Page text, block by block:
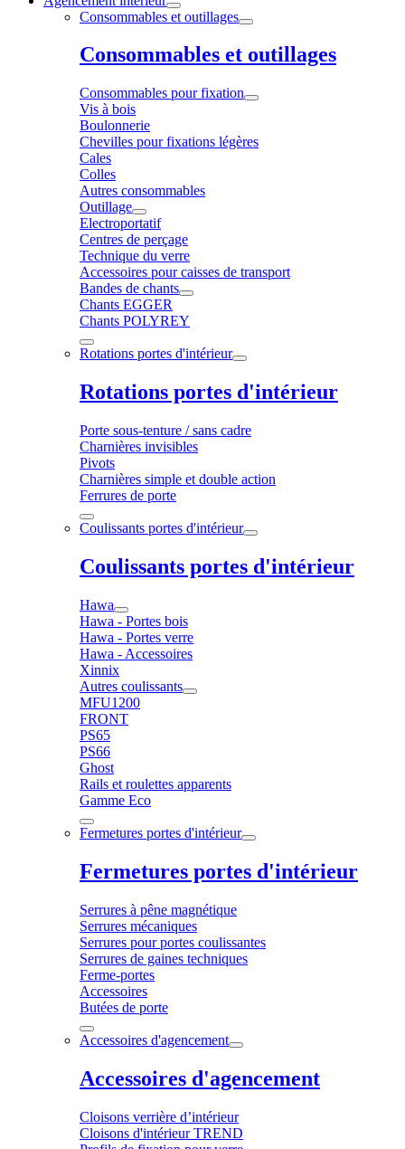
Consommables et outillages
Consommables et outillages
Consommables pour fixation
Vis à bois
Boulonnerie
Chevilles pour fixations légères
Cales
Colles
Autres consommables
Outillage
Electroportatif
Centres de perçage
Technique du verre
Accessoires pour caisses de transport
Bandes de chants
Chants EGGER
Chants POLYREY
Rotations portes d'intérieur
Rotations portes d'intérieur
Porte sous-tenture / sans cadre
Charnières invisibles
Pivots
Charnières simple et double action
Ferrures de porte
Coulissants portes d'intérieur
Coulissants portes d'intérieur
Hawa
Hawa - Portes bois
Hawa - Portes verre
Hawa - Accessoires
Xinnix
Autres coulissants
MFU1200
FRONT
PS65
PS66
Ghost
Rails et roulettes apparents
Gamme Eco
Fermetures portes d'intérieur
Fermetures portes d'intérieur
Serrures à pêne magnétique
Serrures mécaniques
Serrures pour portes coulissantes
Serrures de gaines techniques
Ferme-portes
Accessoires
Butées de porte
Accessoires d'agencement
Accessoires d'agencement
Cloisons verrière d’intérieur
Cloisons d'intérieur TREND